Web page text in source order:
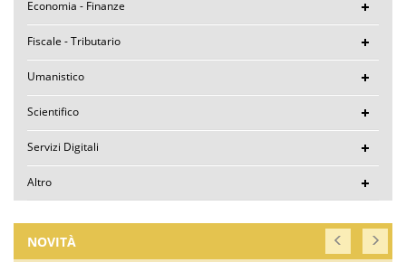
Economia - Finanze
Fiscale - Tributario
Umanistico
Scientifico
Servizi Digitali
Altro
NOVITÀ